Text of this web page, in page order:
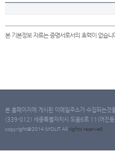
본 기본정보 자료는 증명서로서의 효력이 없습니
본 홈페이지에 게시된 이메일주소가 수집되는
(339-012) 세종특별자치시 도움6로 11(어진
copyright@2014 MOLIT All rights reserved.